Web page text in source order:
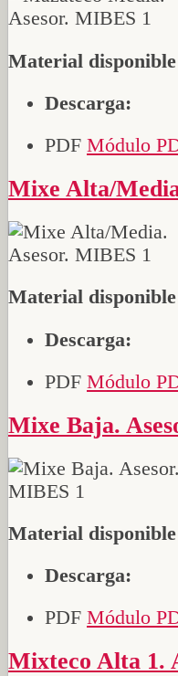
Material disponible
Descarga:
PDF Módulo
Mixe Alta/
Material disponible
Descarga:
PDF Módulo
Mixe Baja.
Material disponible
Descarga:
PDF Módulo
Mixteco Alta